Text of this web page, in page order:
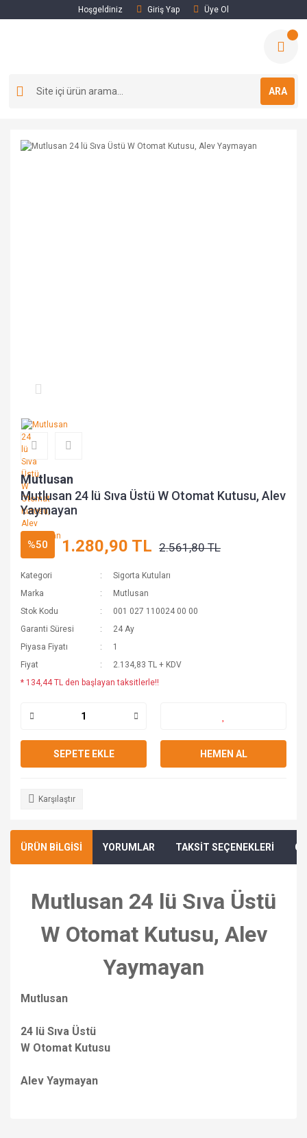
Hoşgeldiniz Giriş Yap Üye Ol
ARA
Mutlusan
Mutlusan 24 lü Sıva Üstü W Otomat Kutusu, Alev
Yaymayan
%50 1.280,90 TL 2.561,80 TL
Kategori
Sigorta Kutuları
Marka
Mutlusan
Stok Kodu
001 027 110024 00 00
Garanti Süresi
24 Ay
Piyasa Fiyatı
1
Fiyat
2.134,83 TL + KDV
* 134,44 TL den başlayan taksitlerle!!
SEPETE EKLE HEMEN AL
Karşılaştır
ÜRÜN BİLGİSİ YORUMLAR TAKSİT SEÇENEKLERİ
Mutlusan 24 lü Sıva Üstü
W Otomat Kutusu, Alev
Yaymayan
Mutlusan
24 lü Sıva Üstü
W Otomat Kutusu
Alev Yaymayan